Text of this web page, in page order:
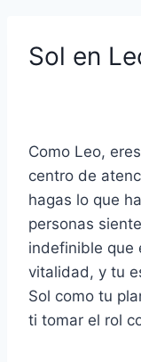
Sol en
Como Leo,
centro de
hagas lo que
personas
indefinible que
vitalidad, y tu
Sol como tu
ti tomar el rol